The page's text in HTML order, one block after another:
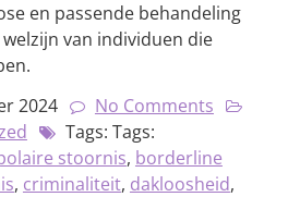
en passende behandeling
van individuen die
2024
No Comments
Tags: Tags:
stoornis, borderline
, criminaliteit, dakloosheid,